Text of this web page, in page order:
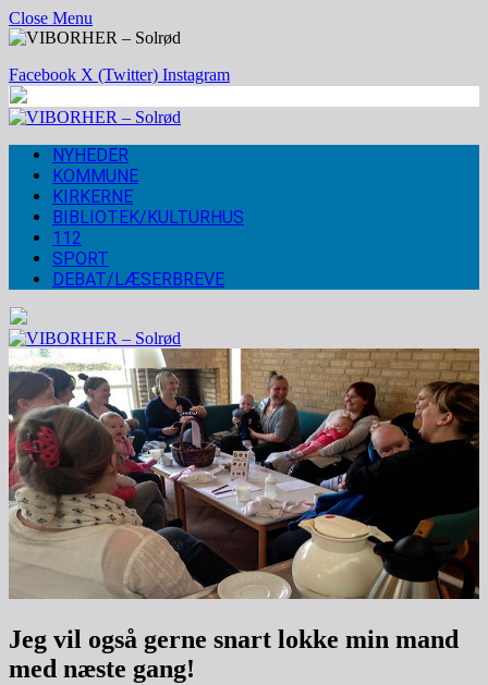
Close Menu
Facebook X (Twitter) Instagram
NYHEDER
KOMMUNE
KIRKERNE
BIBLIOTEK/KULTURHUS
112
SPORT
DEBAT/LÆSERBREVE
Jeg vil også gerne snart lokke min mand
med næste gang!